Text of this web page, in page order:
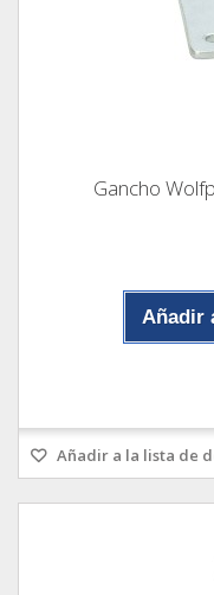
Gancho
Añadir
Añadir a la lista de